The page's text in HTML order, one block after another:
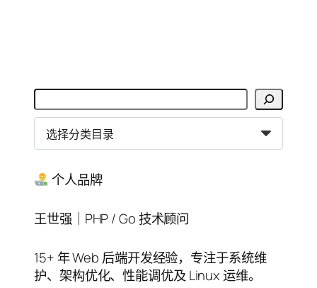
搜
索
分
类
录 个人品牌
王世强｜PHP / Go 技术顾问
15+ 年 Web 后端开发经验，专注于系统维
护、架构优化、性能调优及 Linux 运维。